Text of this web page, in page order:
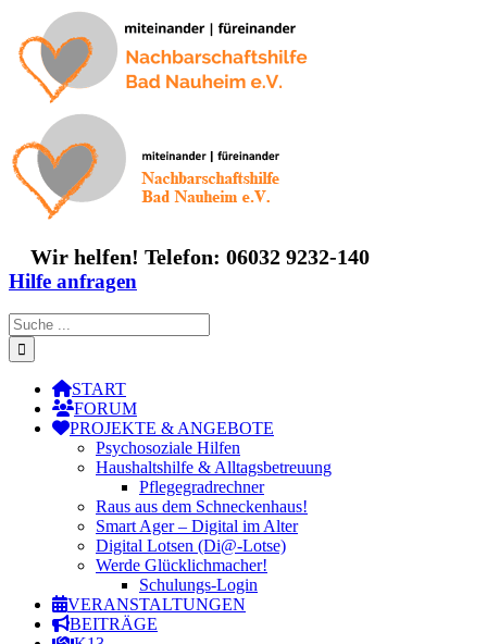
Inhalt
springen
Wir helfen! Telefon: 06032 9232-140
Hilfe anfragen
Suche
nach:
START
FORUM
PROJEKTE & ANGEBOTE
Psychosoziale Hilfen
Haushaltshilfe & Alltagsbetreuung
Pflegegradrechner
Raus aus dem Schneckenhaus!
Smart Ager – Digital im Alter
Digital Lotsen (Di@-Lotse)
Werde Glücklichmacher!
Schulungs-Login
VERANSTALTUNGEN
BEITRÄGE